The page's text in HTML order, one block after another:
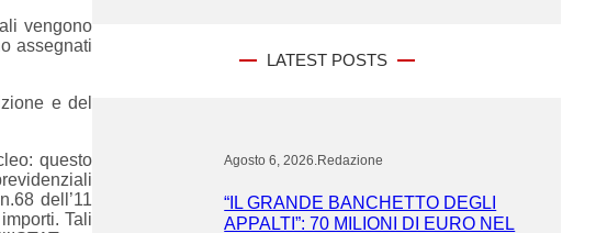
vengono
assegnati
e del
questo
dell’11
Tali
LATEST POSTS
Agosto 6, 2026 Redazione
“IL GRANDE BANCHETTO DEGLI
APPALTI”: 70 MILIONI DI EURO NEL